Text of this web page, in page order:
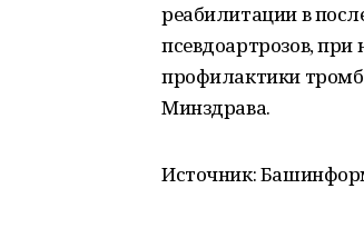
реабилитации в
псевдоартрозов,
профилактики
Минздрава.
Источник: